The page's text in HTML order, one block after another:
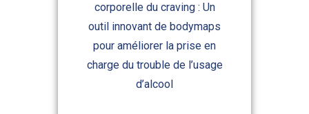
corporelle du craving : Un
outil innovant de bodymaps
pour améliorer la prise en
charge du trouble de l’usage
d’alcool